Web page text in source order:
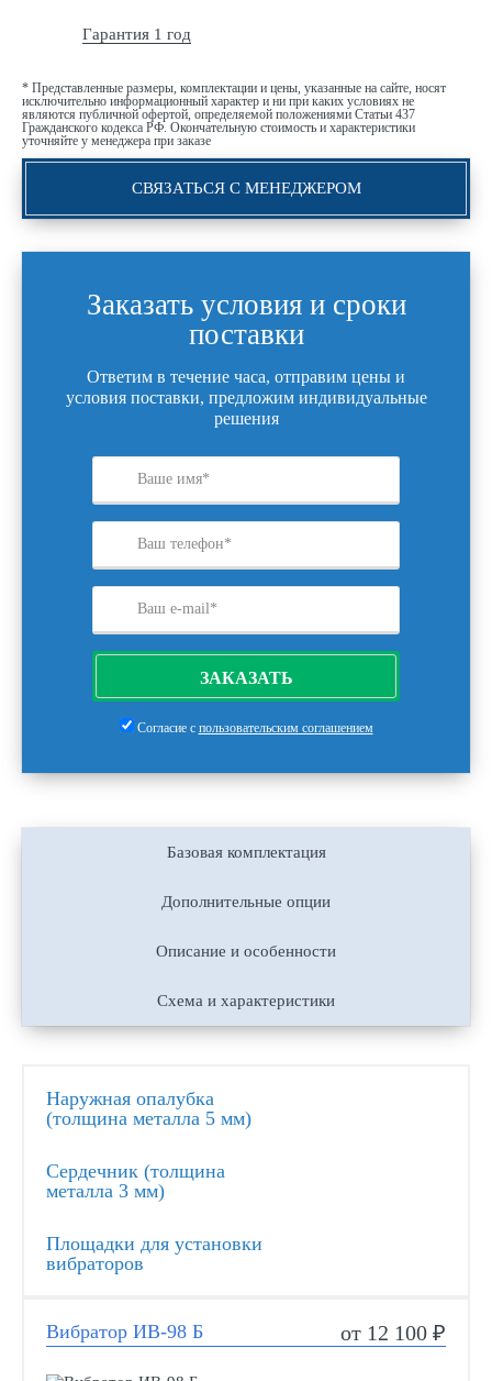
Гарантия 1 год
* Представленные размеры, комплектации и цены, указанные на сайте, носят
исключительно информационный характер и ни при каких условиях не
являются публичной офертой, определяемой положениями Статьи 437
Гражданского кодекса РФ. Окончательную стоимость и характеристики
уточняйте у менеджера при заказе
СВЯЗАТЬСЯ С МЕНЕДЖЕРОМ
Заказать условия и сроки
поставки
Ответим в течение часа, отправим цены и
условия поставки, предложим индивидуальные
решения
ЗАКАЗАТЬ
Согласие с пользовательским соглашением
Базовая комплектация
Дополнительные опции
Описание и особенности
Схема и характеристики
Наружная опалубка
(толщина металла 5 мм)
Сердечник (толщина
металла 3 мм)
Площадки для установки
вибраторов
Вибратор ИВ-98 Б от 12 100 ₽